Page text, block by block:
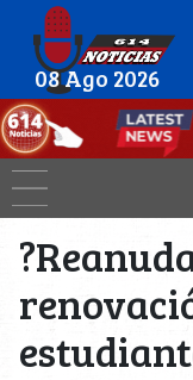
08 Ago 2026